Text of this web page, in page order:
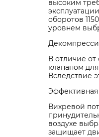
высоким
оборотов
уровнем
В отличие
клапаном
Вследствие
Вихревой
воздухе
защищает